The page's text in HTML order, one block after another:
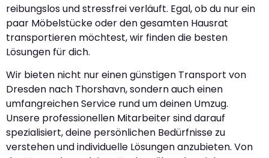
reibungslos und stressfrei verläuft. Egal, ob du nur ein
paar Möbelstücke oder den gesamten Hausrat
transportieren möchtest, wir finden die besten
Lösungen für dich.
Wir bieten nicht nur einen günstigen Transport von
Dresden nach Thorshavn, sondern auch einen
umfangreichen Service rund um deinen Umzug.
Unsere professionellen Mitarbeiter sind darauf
spezialisiert, deine persönlichen Bedürfnisse zu
verstehen und individuelle Lösungen anzubieten. Von